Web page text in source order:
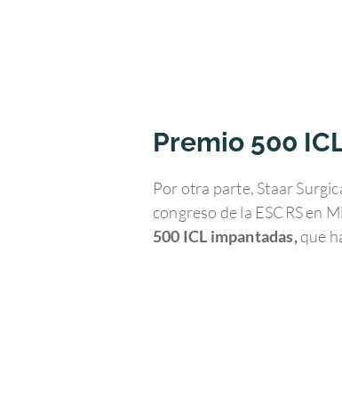
Premio 500
Por otra parte, Staar
congreso de la ESCRS en
500 ICL impantadas,que